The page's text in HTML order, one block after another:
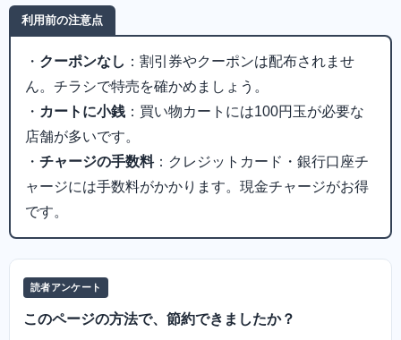
利用前の注意点
・ クーポンなし ：割引券やクーポンは配布されませ
ん。チラシで特売を確かめましょう。
・ カートに小銭 ：買い物カートには100円玉が必要な
店舗が多いです。
・ チャージの手数料：クレジットカード・銀行口座チ
ャージには手数料がかかります。現金チャージがお得
です。
読者アンケート
このページの方法で、節約できましたか？